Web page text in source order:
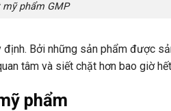
phẩm GMP
Bởi những sản phẩm được
tâm và siết chặt hơn bao giờ
phẩm